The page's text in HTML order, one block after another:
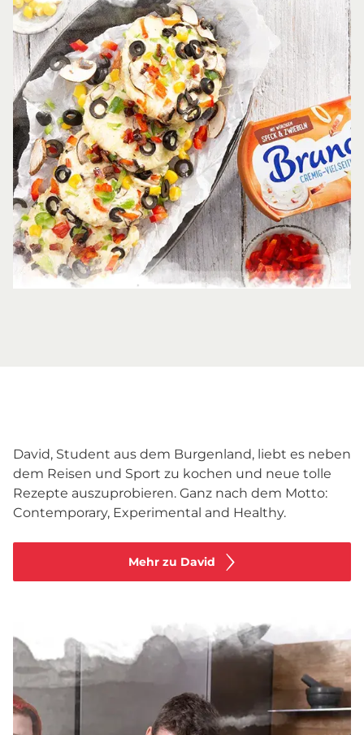
David, Student aus dem Burgenland, liebt es neben
dem Reisen und Sport zu kochen und neue tolle
Rezepte auszuprobieren. Ganz nach dem Motto:
Contemporary, Experimental and Healthy.
Mehr zu David